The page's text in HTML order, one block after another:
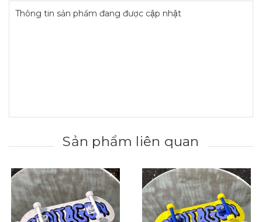
Thông tin sản phẩm đang được cập nhật
Sản phẩm liên quan